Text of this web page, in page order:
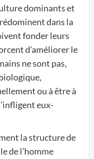
dominants et
dans la
fonder leurs
d’améliorer le
ne sont pas,
ou à être à
eux-
la structure de
de l’homme